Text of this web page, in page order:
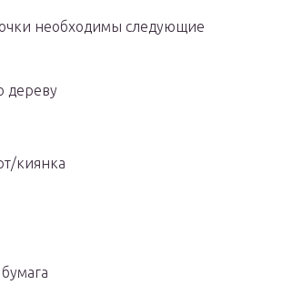
необходимы следующие
дереву
киянка